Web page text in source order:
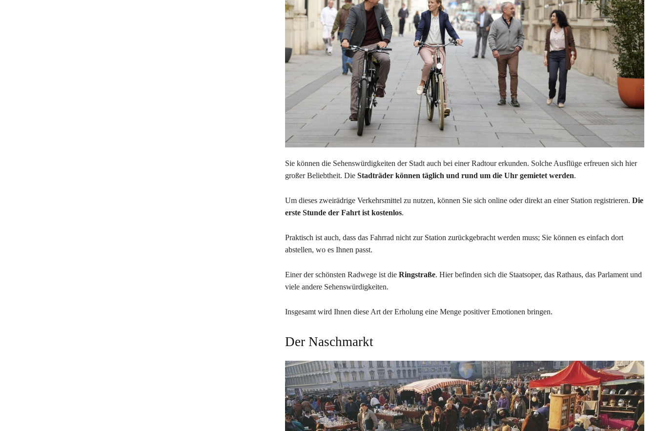
Sie können die Sehenswürdigkeiten der Stadt auch bei einer Radtour erkunden. Solche Ausflüge erfreuen sich hier
großer Beliebtheit. Die Stadträder können täglich und rund um die Uhr gemietet werden.
Um dieses zweirädrige Verkehrsmittel zu nutzen, können Sie sich online oder direkt an einer Station registrieren. Die
erste Stunde der Fahrt ist kostenlos.
Praktisch ist auch, dass das Fahrrad nicht zur Station zurückgebracht werden muss; Sie können es einfach dort
abstellen, wo es Ihnen passt.
Einer der schönsten Radwege ist die Ringstraße. Hier befinden sich die Staatsoper, das Rathaus, das Parlament und
viele andere Sehenswürdigkeiten.
Insgesamt wird Ihnen diese Art der Erholung eine Menge positiver Emotionen bringen.
Der Naschmarkt